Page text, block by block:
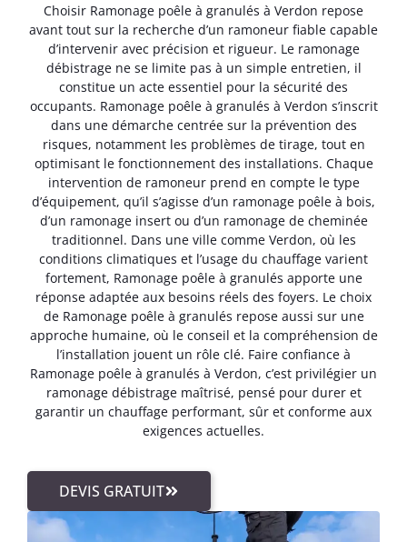
Choisir Ramonage poêle à granulés à Verdon repose
avant tout sur la recherche d’un ramoneur fiable capable
d’intervenir avec précision et rigueur. Le ramonage
débistrage ne se limite pas à un simple entretien, il
constitue un acte essentiel pour la sécurité des
occupants. Ramonage poêle à granulés à Verdon s’inscrit
dans une démarche centrée sur la prévention des
risques, notamment les problèmes de tirage, tout en
optimisant le fonctionnement des installations. Chaque
intervention de ramoneur prend en compte le type
d’équipement, qu’il s’agisse d’un ramonage poêle à bois,
d’un ramonage insert ou d’un ramonage de cheminée
traditionnel. Dans une ville comme Verdon, où les
conditions climatiques et l’usage du chauffage varient
fortement, Ramonage poêle à granulés apporte une
réponse adaptée aux besoins réels des foyers. Le choix
de Ramonage poêle à granulés repose aussi sur une
approche humaine, où le conseil et la compréhension de
l’installation jouent un rôle clé. Faire confiance à
Ramonage poêle à granulés à Verdon, c’est privilégier un
ramonage débistrage maîtrisé, pensé pour durer et
garantir un chauffage performant, sûr et conforme aux
exigences actuelles.
DEVIS GRATUIT